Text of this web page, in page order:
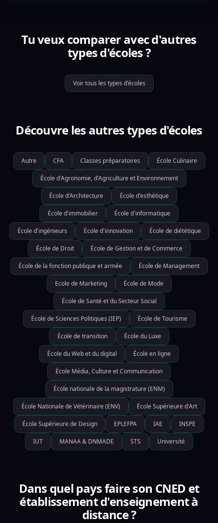
Tu veux comparer avec d'autres
types d'écoles ?
Voir tous les types d'écoles
Découvre les autres types d'écoles
Autre CFA Classes préparatoires École Culinaire
École d'Agronomie, d'Agriculture et Environnement
École d'Architecture École d'esthétique
École d'immobilier École d'informatique
École d'ingénieurs École d'innovation École de diététique
École de Droit École de Gestion et de Commerce
École de la fonction publique et armée École de Management
Ecole de Marketing École de Mode
École de Santé et du Secteur Social
École de Sciences Politiques (IEP) École de Tourisme
École de transition École du Luxe
École du Web et du digital École en ligne
École Média, Culture et Communication
École nationale de la magistrature (ENM)
École Nationale de Vétérinaire (ENV) École Supérieure d'Art
École Supérieure de Design EPLEFPA IAE INSPE
IUT MANAA & DNMADE STS Université
Dans quel pays faire son CNED et
établissement d'enseignement à
distance ?